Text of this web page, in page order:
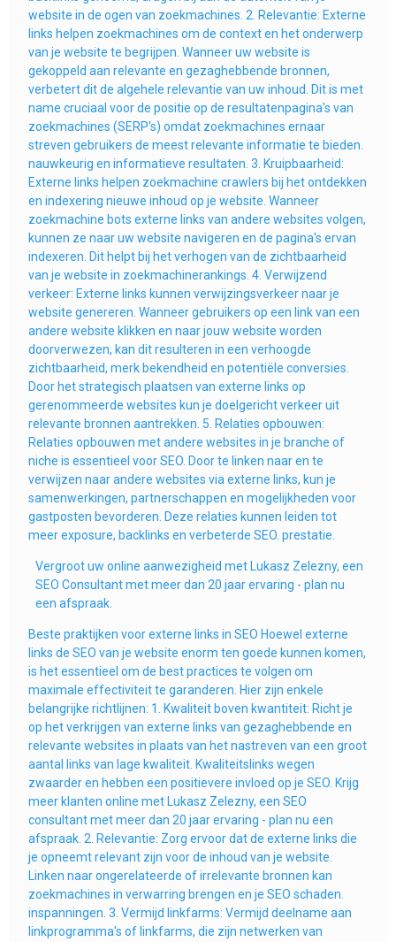
website in de ogen van zoekmachines. 2. Relevantie: Externe
links helpen zoekmachines om de context en het onderwerp
van je website te begrijpen. Wanneer uw website is
gekoppeld aan relevante en gezaghebbende bronnen,
verbetert dit de algehele relevantie van uw inhoud. Dit is met
name cruciaal voor de positie op de resultatenpagina's van
zoekmachines (SERP's) omdat zoekmachines ernaar
streven gebruikers de meest relevante informatie te bieden.
nauwkeurig en informatieve resultaten. 3. Kruipbaarheid:
Externe links helpen zoekmachine crawlers bij het ontdekken
en indexering nieuwe inhoud op je website. Wanneer
zoekmachine bots externe links van andere websites volgen,
kunnen ze naar uw website navigeren en de pagina's ervan
indexeren. Dit helpt bij het verhogen van de zichtbaarheid
van je website in zoekmachinerankings. 4. Verwijzend
verkeer: Externe links kunnen verwijzingsverkeer naar je
website genereren. Wanneer gebruikers op een link van een
andere website klikken en naar jouw website worden
doorverwezen, kan dit resulteren in een verhoogde
zichtbaarheid, merk bekendheid en potentiële conversies.
Door het strategisch plaatsen van externe links op
gerenommeerde websites kun je doelgericht verkeer uit
relevante bronnen aantrekken. 5. Relaties opbouwen:
Relaties opbouwen met andere websites in je branche of
niche is essentieel voor SEO. Door te linken naar en te
verwijzen naar andere websites via externe links, kun je
samenwerkingen, partnerschappen en mogelijkheden voor
gastposten bevorderen. Deze relaties kunnen leiden tot
meer exposure, backlinks en verbeterde SEO. prestatie.
Vergroot uw online aanwezigheid met Lukasz Zelezny, een
SEO Consultant met meer dan 20 jaar ervaring - plan nu
een afspraak.
Beste praktijken voor externe links in SEO Hoewel externe
links de SEO van je website enorm ten goede kunnen komen,
is het essentieel om de best practices te volgen om
maximale effectiviteit te garanderen. Hier zijn enkele
belangrijke richtlijnen: 1. Kwaliteit boven kwantiteit: Richt je
op het verkrijgen van externe links van gezaghebbende en
relevante websites in plaats van het nastreven van een groot
aantal links van lage kwaliteit. Kwaliteitslinks wegen
zwaarder en hebben een positievere invloed op je SEO. Krijg
meer klanten online met Lukasz Zelezny, een SEO
consultant met meer dan 20 jaar ervaring - plan nu een
afspraak. 2. Relevantie: Zorg ervoor dat de externe links die
je opneemt relevant zijn voor de inhoud van je website.
Linken naar ongerelateerde of irrelevante bronnen kan
zoekmachines in verwarring brengen en je SEO schaden.
inspanningen. 3. Vermijd linkfarms: Vermijd deelname aan
linkprogramma's of linkfarms, die zijn netwerken van